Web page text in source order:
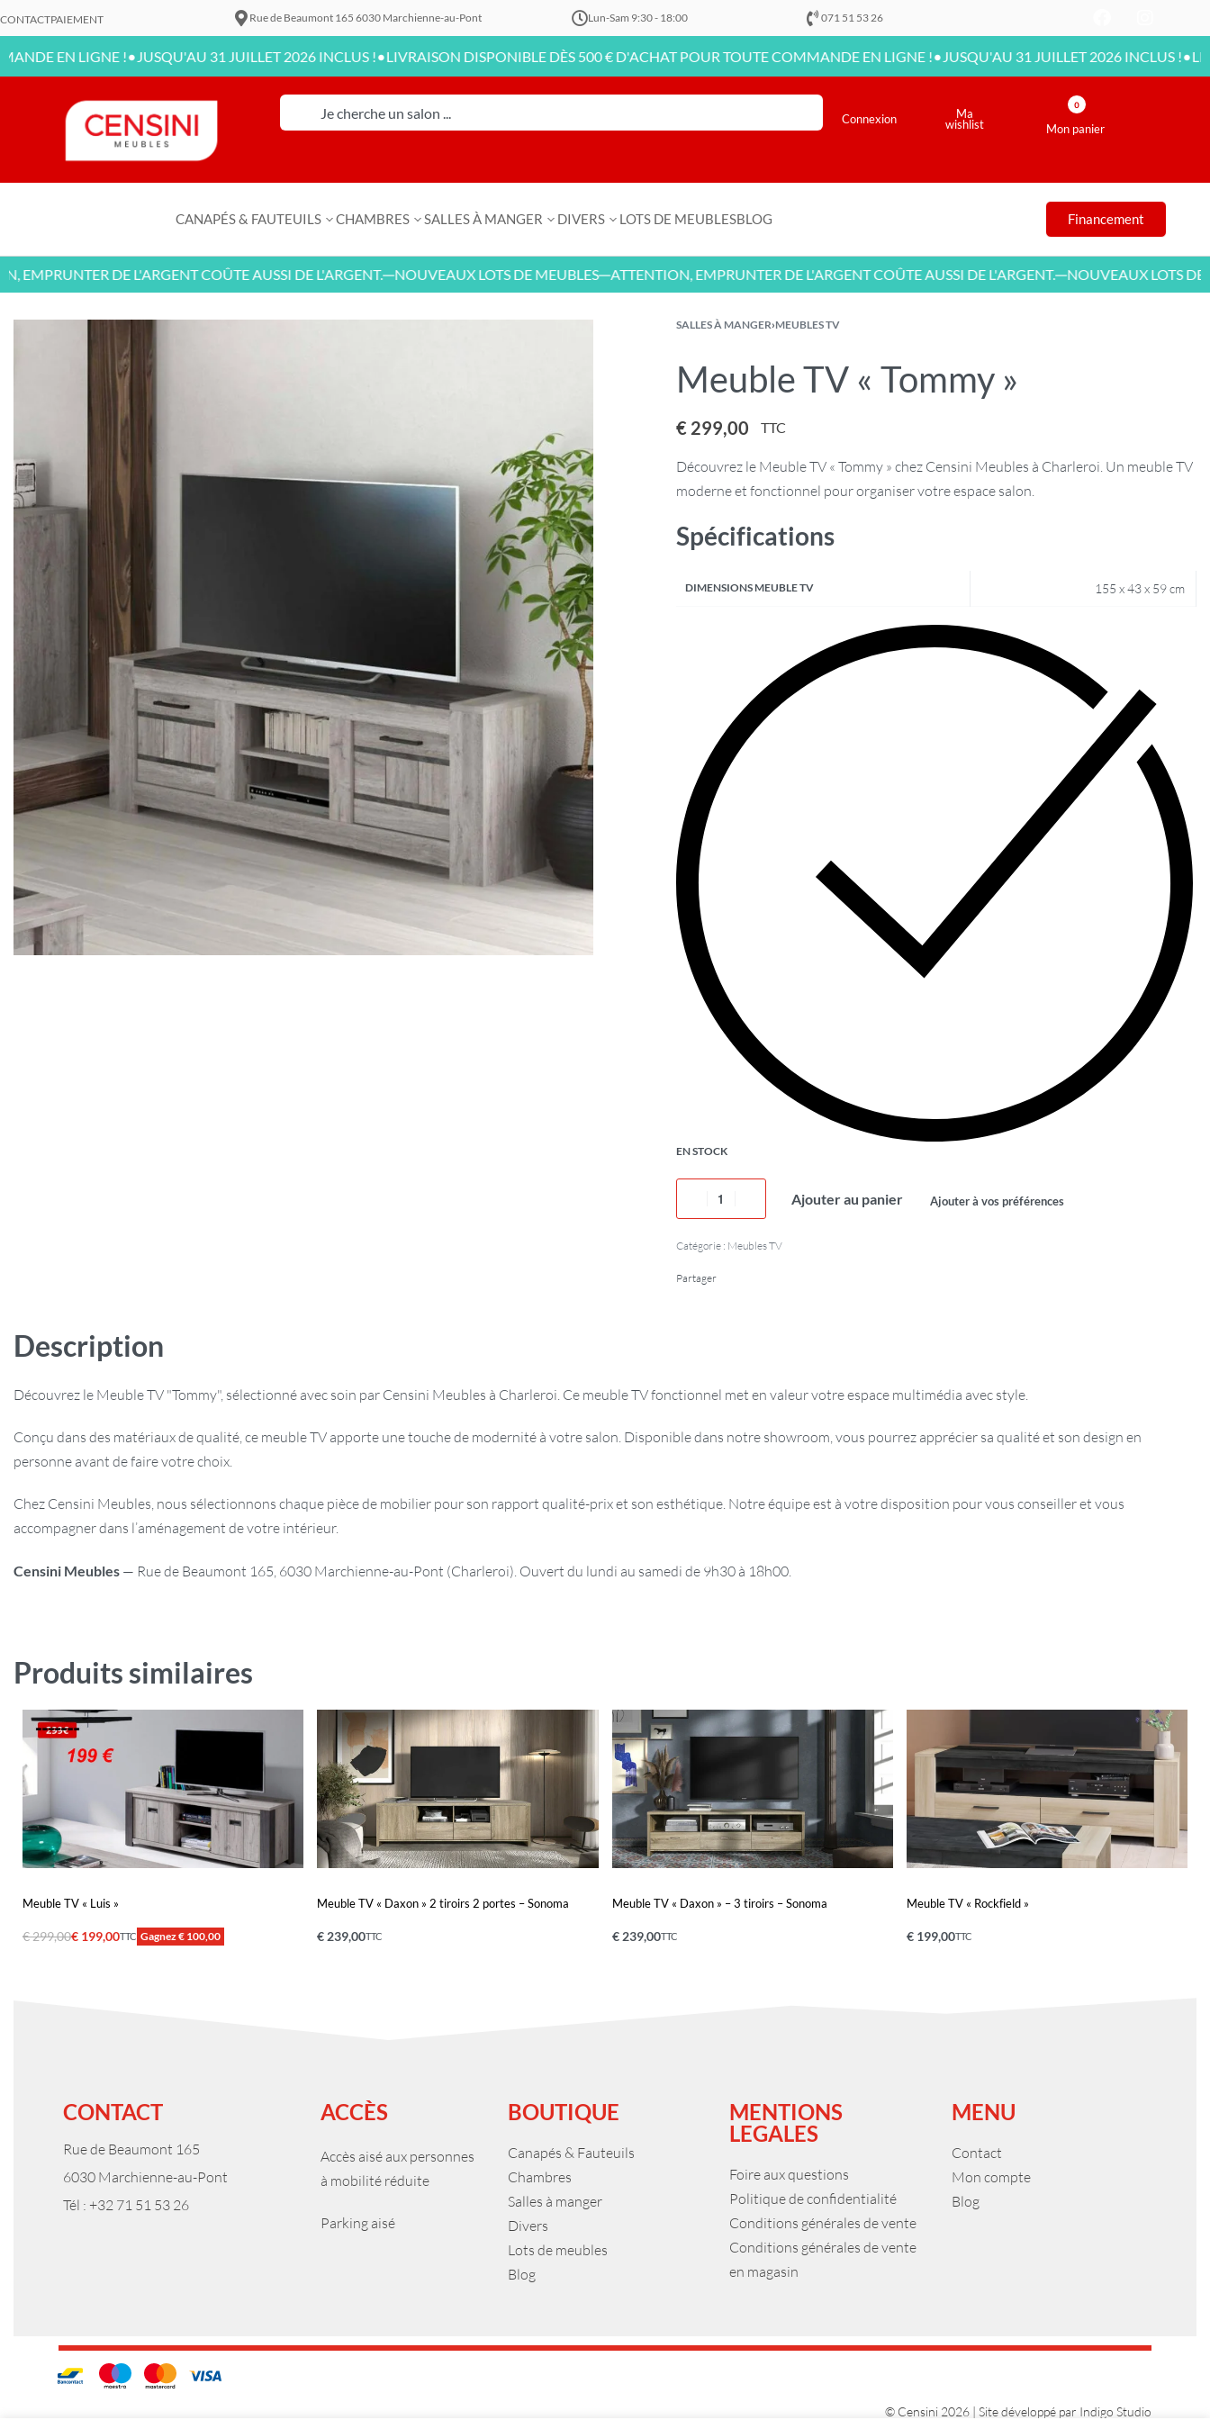
CONTACTPAIEMENT Rue de Beaumont 165 6030 Marchienne-au-Pont Lun-Sam 9:30 - 18:00 071 51 53 26
LIGNE !•JUSQU'AU 31 JUILLET 2026 INCLUS !• LIVRAISON DISPONIBLE DÈS 500 € D'ACHAT POUR TOUTE COMMANDE EN LIGNE !•JUSQU'AU 31 JUILLET 2026 INCLUS !• LIVRAISON
Connexion Ma
wishlist Mon panier
0
CANAPÉS & FAUTEUILS CHAMBRES SALLES À MANGER DIVERS LOTS DE MEUBLESBLOG Financement
DE L'ARGENT COÛTE AUSSI DE L'ARGENT.—NOUVEAUX LOTS DE MEUBLES—ATTENTION, EMPRUNTER DE L'ARGENT COÛTE AUSSI DE L'ARGENT.—NOUVEAUX LOTS DE
SALLES À MANGER›MEUBLES TV
Meuble TV « Tommy »
€299,00 TTC
Découvrez le Meuble TV « Tommy » chez Censini Meubles à Charleroi. Un meuble TV
moderne et fonctionnel pour organiser votre espace salon.
Spécifications
DIMENSIONS MEUBLE TV 155 x 43 x 59 cm
EN STOCK
Ajouter au panier Ajouter à vos préférences
Catégorie : Meubles TV
Partager
Description
Découvrez le Meuble TV "Tommy", sélectionné avec soin par Censini Meubles à Charleroi. Ce meuble TV fonctionnel met en valeur votre espace multimédia avec style.
Conçu dans des matériaux de qualité, ce meuble TV apporte une touche de modernité à votre salon. Disponible dans notre showroom, vous pourrez apprécier sa qualité et son design en
personne avant de faire votre choix.
Chez Censini Meubles, nous sélectionnons chaque pièce de mobilier pour son rapport qualité-prix et son esthétique. Notre équipe est à votre disposition pour vous conseiller et vous
accompagner dans l’aménagement de votre intérieur.
Censini Meubles — Rue de Beaumont 165, 6030 Marchienne-au-Pont (Charleroi). Ouvert du lundi au samedi de 9h30 à 18h00.
Produits similaires
Meuble TV « Luis »
€299,00€ 199,00TTC Gagnez € 100,00
Meuble TV « Daxon » 2 tiroirs 2 portes – Sonoma
€ 239,00TTC
Meuble TV « Daxon » – 3 tiroirs – Sonoma
€239,00TTC
Meuble TV « Rockfield »
€199,00TTC
CONTACT
Rue de Beaumont 165
6030 Marchienne-au-Pont
Tél : +32 71 51 53 26
ACCÈS
Accès aisé aux personnes
à mobilité réduite
Parking aisé
BOUTIQUE
Canapés & Fauteuils
Chambres
Salles à manger
Divers
Lots de meubles
Blog
MENTIONS
LEGALES
Foire aux questions
Politique de confidentialité
Conditions générales de vente
Conditions générales de vente
en magasin
MENU
Contact
Mon compte
Blog
© Censini 2026 | Site développé par Indigo Studio